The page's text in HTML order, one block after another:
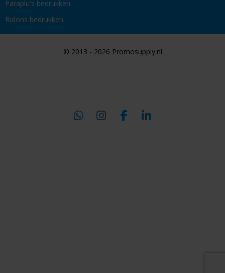
Paraplu's bedrukken
Bidons bedrukken
© 2013 - 2026 Promosupply.nl